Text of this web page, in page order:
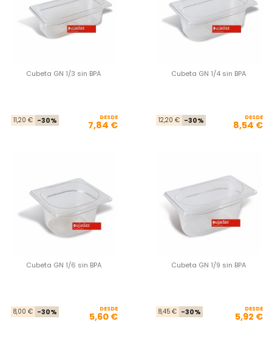
Cubeta GN 1/3 sin BPA
Precio base
11,20 € -30% Precio
DESDE
7,84 €
Cubeta GN 1/4 sin BPA
12,20 € -30% DESDE
8,54 €
Cubeta GN 1/6 sin BPA
Precio base
8,00 € -30% Precio
DESDE
5,60 €
Cubeta GN 1/9 sin BPA
8,45 € -30% DESDE
5,92 €